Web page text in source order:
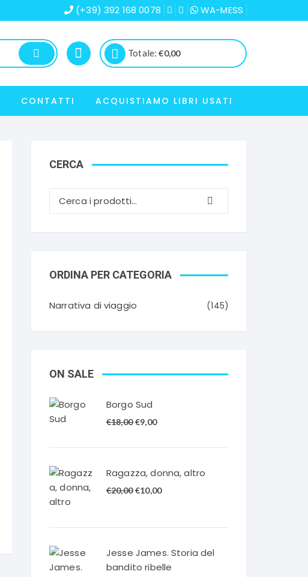
(+39) 392 168 0078 WA-MESS
Totale:€0,00
CONTATTI ACQUISTIAMO LIBRI USATI
CERCA
ORDINA PER CATEGORIA
Narrativa di viaggio (145)
ON SALE
Borgo Sud
€18,00 Il
€18,00.
€9,00Il
€9,00.
Ragazza, donna, altro
€20,00 Il
€20,00.
€10,00Il
€10,00.
Jesse James. Storia del
bandito ribelle